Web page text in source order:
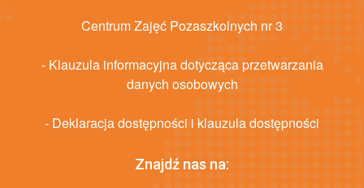
Centrum Zajęć Pozaszkolnych nr 3
- Klauzula informacyjna dotycząca przetwarzania
danych osobowych
- Deklaracja dostępności i klauzula dostępności
Znajdź nas na: